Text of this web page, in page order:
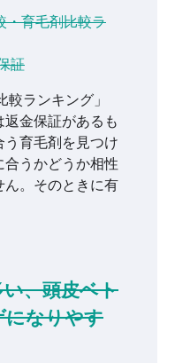
・育毛剤比較ラ
証
ランキング」
金保証があるも
育毛剤を見つけ
うかどうか相性
ん。そのときに有
、頭皮ベト
になりやす